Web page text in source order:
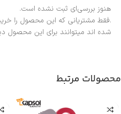
هنوز بررسی‌ای ثبت نشده است.
.فقط مشتریانی که این محصول را
شده اند میتوانند برای این محصول
محصولات مرتبط